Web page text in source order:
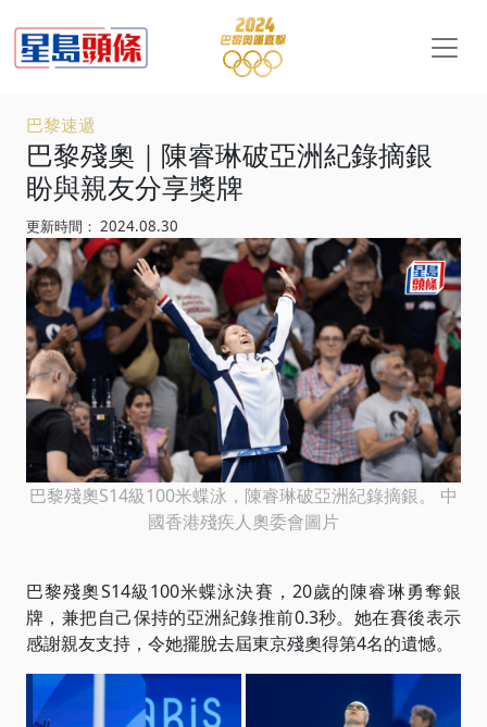
巴黎速遞
巴黎殘奧｜陳睿琳破亞洲紀錄摘銀
盼與親友分享獎牌
更新時間： 2024.08.30
巴黎殘奧S14級100米蝶泳，陳睿琳破亞洲紀錄摘銀。 中
國香港殘疾人奧委會圖片
巴黎殘奧S14級100米蝶泳決賽，20歲的陳睿琳勇奪銀
牌，兼把自己保持的亞洲紀錄推前0.3秒。她在賽後表示
感謝親友支持，令她擺脫去屆東京殘奧得第4名的遺憾。